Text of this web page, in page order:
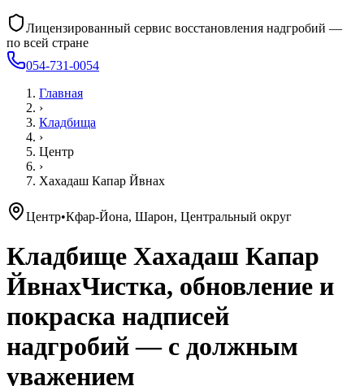
Лицензированный сервис восстановления надгробий —
по всей стране
054-731-0054
Главная
›
Кладбища
›
Центр
›
Хахадаш Капар Йвнах
Центр•Кфар-Йона, Шарон, Центральный округ
Кладбище Хахадаш Капар
ЙвнахЧистка, обновление и
покраска надписей
надгробий — с должным
уважением